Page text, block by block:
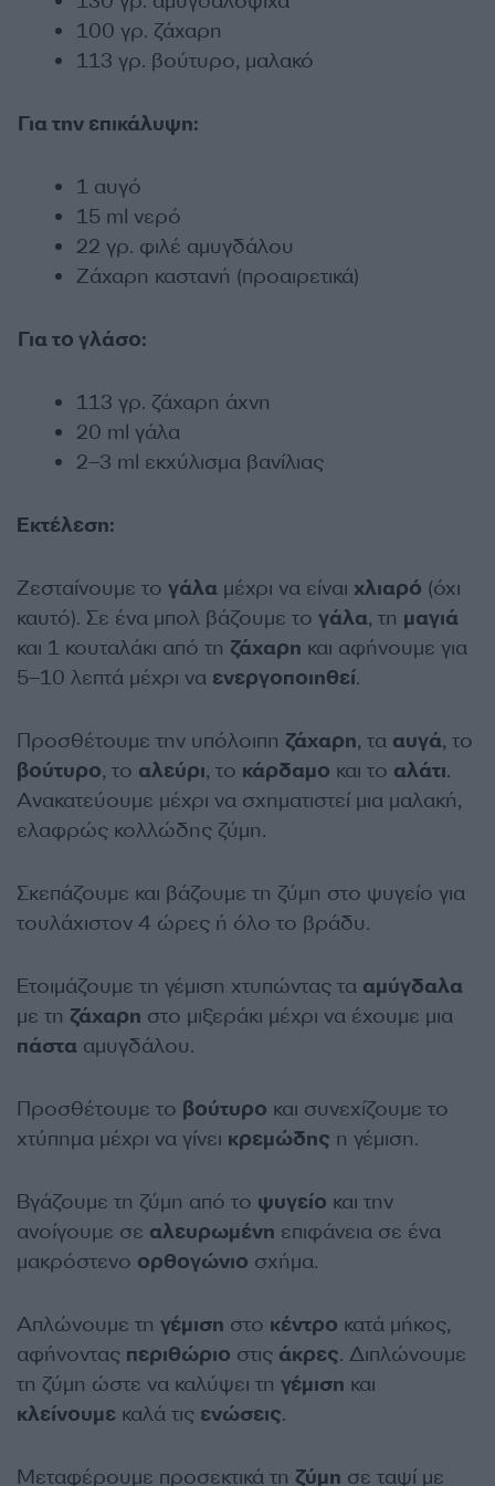
100 γρ. ζάχαρη
113 γρ. βούτυρο, μαλακό
Για την επικάλυψη:
1 αυγό
15 ml νερό
22 γρ. φιλέ αμυγδάλου
Ζάχαρη καστανή (προαιρετικά)
Για το γλάσο:
113 γρ. ζάχαρη άχνη
20 ml γάλα
2–3 ml εκχύλισμα βανίλιας
Εκτέλεση:
Ζεσταίνουμε το γάλα μέχρι να είναι χλιαρό (όχι
καυτό). Σε ένα μπολ βάζουμε το γάλα, τη μαγιά
και 1 κουταλάκι από τη ζάχαρη και αφήνουμε για
5–10 λεπτά μέχρι να ενεργοποιηθεί.
Προσθέτουμε την υπόλοιπη ζάχαρη, τα αυγά, το
βούτυρο, το αλεύρι, το κάρδαμο και το αλάτι.
Ανακατεύουμε μέχρι να σχηματιστεί μια μαλακή,
ελαφρώς κολλώδης ζύμη.
Σκεπάζουμε και βάζουμε τη ζύμη στο ψυγείο για
τουλάχιστον 4 ώρες ή όλο το βράδυ.
Ετοιμάζουμε τη γέμιση χτυπώντας τα αμύγδαλα
με τη ζάχαρη στο μιξεράκι μέχρι να έχουμε μια
πάστα αμυγδάλου.
Προσθέτουμε το βούτυρο και συνεχίζουμε το
χτύπημα μέχρι να γίνει κρεμώδης η γέμιση.
Βγάζουμε τη ζύμη από το ψυγείο και την
ανοίγουμε σε αλευρωμένη επιφάνεια σε ένα
μακρόστενο ορθογώνιο σχήμα.
Απλώνουμε τη γέμιση στο κέντρο κατά μήκος,
αφήνοντας περιθώριο στις άκρες. Διπλώνουμε
τη ζύμη ώστε να καλύψει τη γέμιση και
κλείνουμε καλά τις ενώσεις.
Μεταφέρουμε προσεκτικά τη ζύμη σε ταψί με